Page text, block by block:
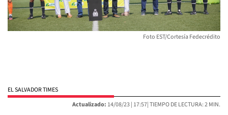
Foto EST/Cortesía Fedecrédito
EL SALVADOR TIMES
Actualizado: 14/08/23 | 17:57| TIEMPO DE LECTURA: 2 MIN.